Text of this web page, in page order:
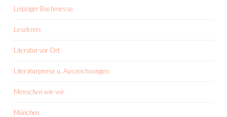
Leipziger Buchmesse
Lesekreis
Literatur vor Ort
Literaturpreise u. Auszeichnungen
Menschen wie wir
München